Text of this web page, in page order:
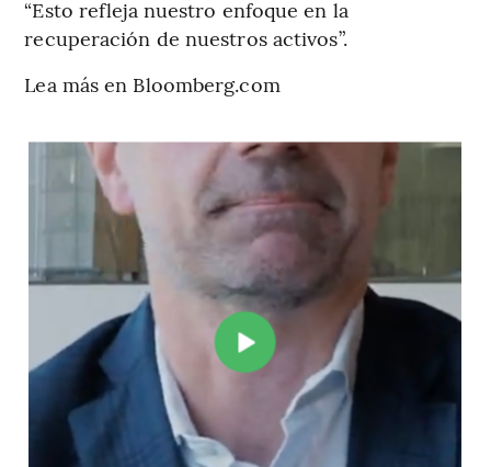
“Esto refleja nuestro enfoque en la
recuperación de nuestros activos”.
Lea más en Bloomberg.com